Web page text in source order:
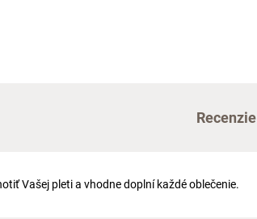
Recenzie
Vašej pleti a vhodne doplní každé oblečenie.